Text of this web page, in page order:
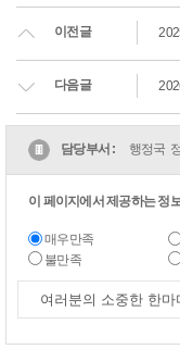
이전글
다음글
담당부서 : 행정국
이 페이지에서 제공하는 정
매우만족
불만족